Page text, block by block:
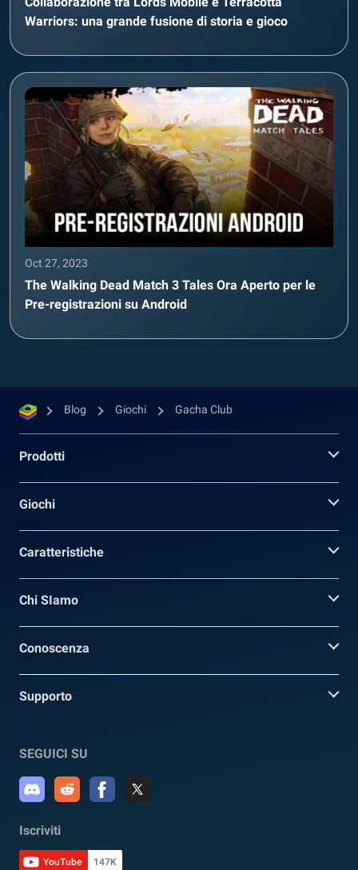
Warriors: una grande fusione di storia e gioco
Oct 27, 2023
The Walking Dead Match 3 Tales Ora Aperto per le
Pre-registrazioni su Android
Blog Giochi Gacha Club
Prodotti
Giochi
Caratteristiche
Chi SIamo
Conoscenza
Supporto
SEGUICI SU
Iscriviti
YouTube 147K